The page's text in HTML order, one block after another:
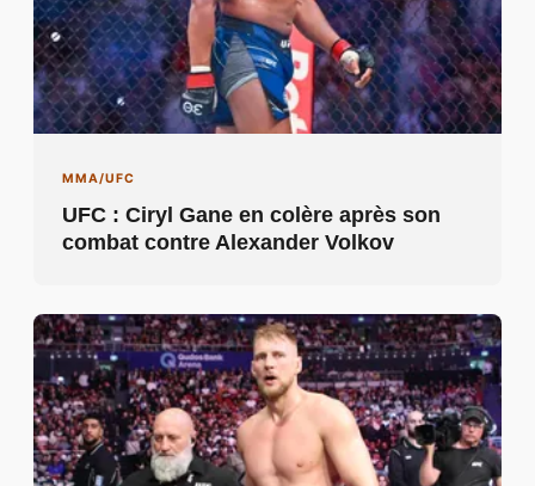
MMA/UFC
UFC : Ciryl Gane en colère après son
combat contre Alexander Volkov